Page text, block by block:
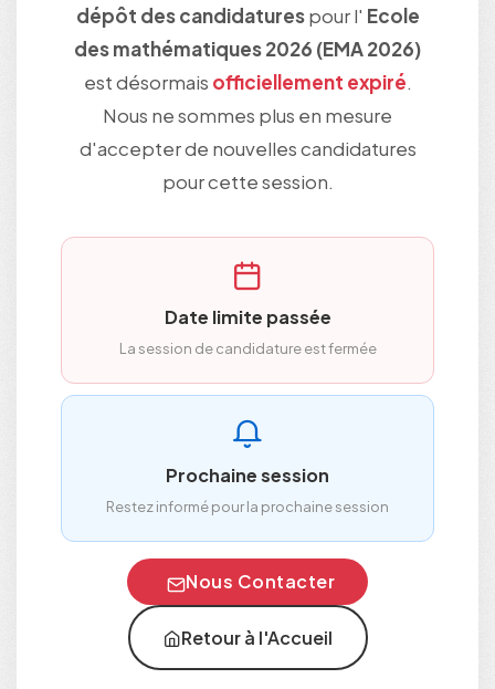
dépôt des candidaturespour l' Ecole
des mathématiques 2026 (EMA 2026)
est désormais officiellement expiré.
Nous ne sommes plus en mesure
d'accepter de nouvelles candidatures
pour cette session.
Date limite passée
La session de candidature est fermée
Prochaine session
Restez informé pour la prochaine session
Nous Contacter
Retour à l'Accueil